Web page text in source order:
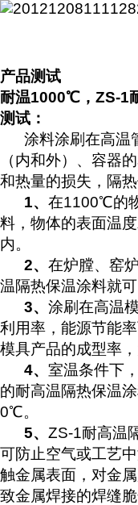
产品测试
耐温1000℃，ZS-1
测试：
涂料涂刷在高温
（内和外）、容器
和热量的损失，隔
1、 在1100℃的
料，物体的表面温
内。
2、 在炉膛、窑
温隔热保温涂料就
3、 涂刷在高温
利用率，能源节能
模具产品的成型率
4、 室温条件下
的耐高温隔热保温
0℃。
5、 ZS-1耐高温
可防止空气或工艺
触金属表面，对金
致金属焊接的焊缝脆